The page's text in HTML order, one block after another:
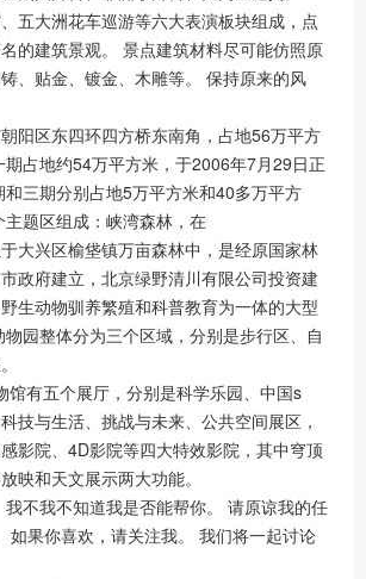
五大洲花车巡游等六大表演板块组成，点
的建筑景观。 景点建筑材料尽可能仿照原
、贴金、镀金、木雕等。 保持原来的风
阳区东四环四方桥东南角，占地56万平方
占地约54万平方米，于2006年7月29日正
三期分别占地5万平方米和40多万平方
题区组成：峡湾森林，在
大兴区榆垡镇万亩森林中，是经原国家林
政府建立，北京绿野清川有限公司投资建
生动物驯养繁殖和科普教育为一体的大型
园整体分为三个区域，分别是步行区、自
馆有五个展厅，分别是科学乐园、中国s
技与生活、挑战与未来、公共空间展区，
影院、4D影院等四大特效影院，其中穹顶
映和天文展示两大功能。
不我不知道我是否能帮你。 请原谅我的任
如果你喜欢，请关注我。 我们将一起讨论